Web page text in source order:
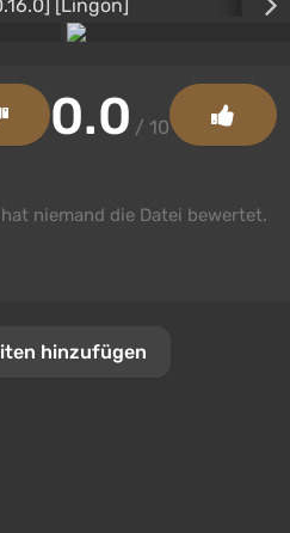
0.0 / 10
niemand die Datei bewertet.
hinzufügen